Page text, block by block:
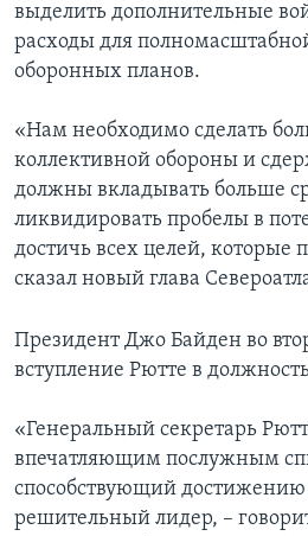
выделить дополнительные
расходы для
оборонных планов.
«Нам необходимо сделать
коллективной обороны и
должны вкладывать больше
ликвидировать пробелы в
достичь всех целей, которые
сказал новый глава
Президент Джо Байден во
вступление Рютте в
«Генеральный секретарь
впечатляющим послужным
способствующий достижению
решительный лидер, –